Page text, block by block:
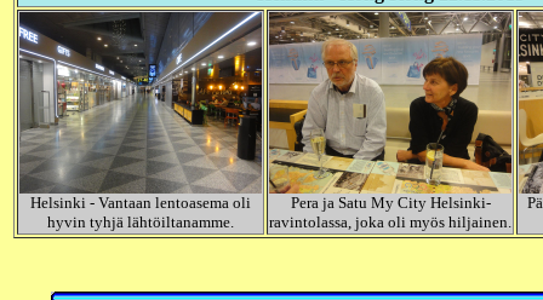
Helsinki - Vantaan lentoasema oli
hyvin tyhjä lähtöiltanamme.
Pera ja Satu My City Helsinki-
ravintolassa, joka oli myös hiljainen.